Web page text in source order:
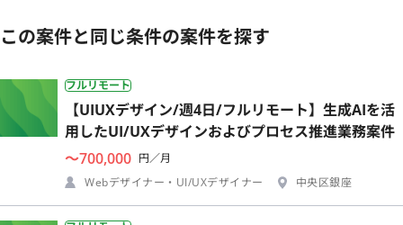
この案件と同じ条件の案件を探す
フルリモート
【UIUXデザイン/週4日/フルリモート】生成AIを活
用したUI/UXデザインおよびプロセス推進業務案件
〜700,000 円／月
Webデザイナー・UI/UXデザイナー
中央区銀座